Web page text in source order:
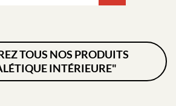
TOUS NOS PRODUITS
INTÉRIEURE"